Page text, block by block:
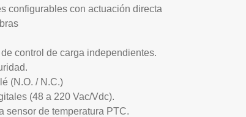
configurables con actuación directa
control de carga independientes.
(N.O. / N.C.)
(48 a 220 Vac/Vdc).
sensor de temperatura PTC.